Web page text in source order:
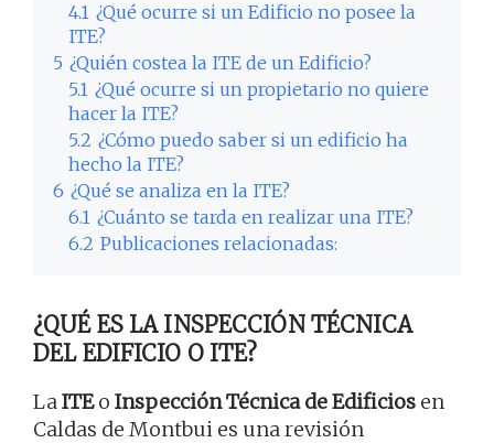
4.1 ¿Qué ocurre si un Edificio no posee la
ITE?
5 ¿Quién costea la ITE de un Edificio?
5.1 ¿Qué ocurre si un propietario no quiere
hacer la ITE?
5.2 ¿Cómo puedo saber si un edificio ha
hecho la ITE?
6 ¿Qué se analiza en la ITE?
6.1 ¿Cuánto se tarda en realizar una ITE?
6.2 Publicaciones relacionadas:
¿QUÉ ES LA INSPECCIÓN TÉCNICA
DEL EDIFICIO O ITE?
LaITEo Inspección Técnica de Edificios en
Caldas de Montbui es una revisión